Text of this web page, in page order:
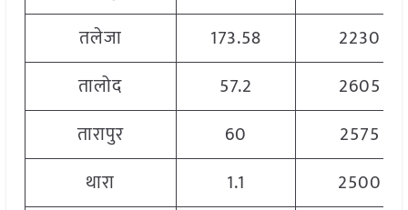
तलेजा
173.58
2230
तालोद
57.2
2605
तारापुर
60
2575
थारा
1.1
2500